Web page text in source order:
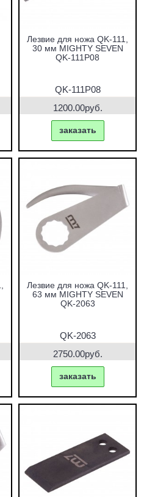
Лезвие для ножа QK-111,
30 мм MIGHTY SEVEN
QK-111P08
QK-111P08
1200.00руб.
заказать
Лезвие для ножа QK-111,
63 мм MIGHTY SEVEN
QK-2063
QK-2063
2750.00руб.
заказать